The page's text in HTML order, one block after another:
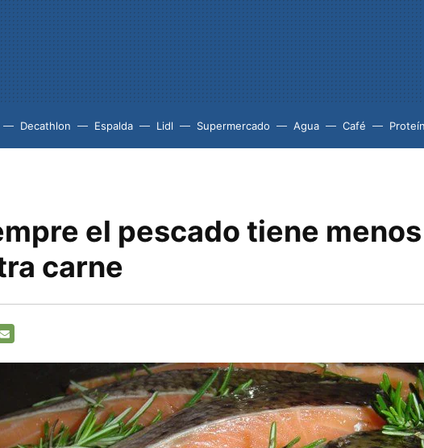
Decathlon Espalda Lidl Supermercado Agua Café
el pescado tiene
carne